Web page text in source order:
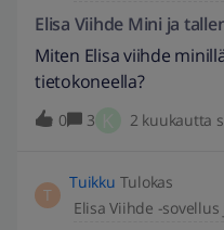
Elisa Viihde Mini ja
Miten Elisa viihde
tietokoneella?
0 3 2 kuukautta
T
Tuikku Tulokas
Elisa Viihde -